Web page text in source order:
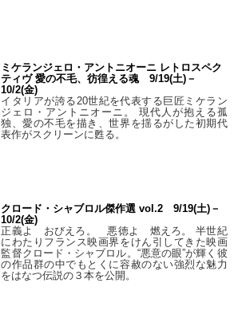
ミケランジェロ・アントニオーニ レトロスペク
ティヴ 愛の不毛、彷徨える魂 9/19(土)－
10/2(金)
イタリアが誇る20世紀を代表する巨匠ミケラン
ジェロ・アントニオーニ。 現代人が抱える孤
独、愛の不毛を描き、世界を揺るがした初期代
表作がスクリーンに甦る。
クロード・シャブロル傑作選 vol.2 9/19(土)－
10/2(金)
正義よ おびえろ。 悪徳よ 燃えろ。 半世紀
にわたりフランス映画界をけん引してきた映画
監督クロード・シャブロル。“悪意の眼”が輝く彼
の作品群の中でもとくに容赦のない強烈な魅力
をはなつ伝説の３本を公開。